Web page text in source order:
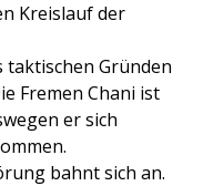
Kreislauf der
taktischen Gründen
Fremen Chani ist
er sich
bahnt sich an.